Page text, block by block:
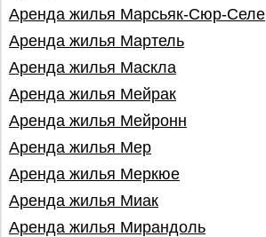
Аренда жилья Марсьяк-Сюр-Селе
Аренда жилья Мартель
Аренда жилья Маскла
Аренда жилья Мейрак
Аренда жилья Мейронн
Аренда жилья Мер
Аренда жилья Меркюе
Аренда жилья Миак
Аренда жилья Мирандоль